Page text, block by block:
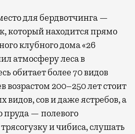
для бердвотчинга —
который находится прямо
клубного дома «26
атмосферу леса в
обитает более 70 видов
возрастом 200–250 лет стоит
видов, сов и даже ястребов, а
пруда — полевого
и чибиса, слушать